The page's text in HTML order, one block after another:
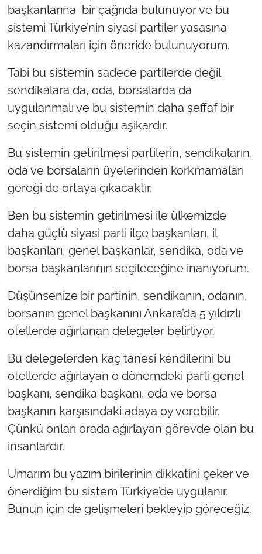
başkanlarına bir çağrıda bulunuyor ve bu
sistemi Türkiye’nin siyasi partiler yasasına
kazandırmaları için öneride bulunuyorum.
Tabi bu sistemin sadece partilerde değil
sendikalara da, oda, borsalarda da
uygulanmalı ve bu sistemin daha şeffaf bir
seçin sistemi olduğu aşikardır.
Bu sistemin getirilmesi partilerin, sendikaların,
oda ve borsaların üyelerinden korkmamaları
gereği de ortaya çıkacaktır.
Ben bu sistemin getirilmesi ile ülkemizde
daha güçlü siyasi parti ilçe başkanları, il
başkanları, genel başkanlar, sendika, oda ve
borsa başkanlarının seçileceğine inanıyorum.
Düşünsenize bir partinin, sendikanın, odanın,
borsanın genel başkanını Ankara’da 5 yıldızlı
otellerde ağırlanan delegeler belirliyor.
Bu delegelerden kaç tanesi kendilerini bu
otellerde ağırlayan o dönemdeki parti genel
başkanı, sendika başkanı, oda ve borsa
başkanın karşısındaki adaya oy verebilir.
Çünkü onları orada ağırlayan görevde olan bu
insanlardır.
Umarım bu yazım birilerinin dikkatini çeker ve
önerdiğim bu sistem Türkiye’de uygulanır.
Bunun için de gelişmeleri bekleyip göreceğiz.